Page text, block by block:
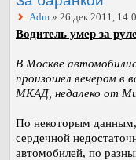
Adm » 26 дек 2011,
Водитель умер за
В Москве
произошел вечером в
МКАД, недалеко от
По некоторым данным,
сердечной
автомобилей, по